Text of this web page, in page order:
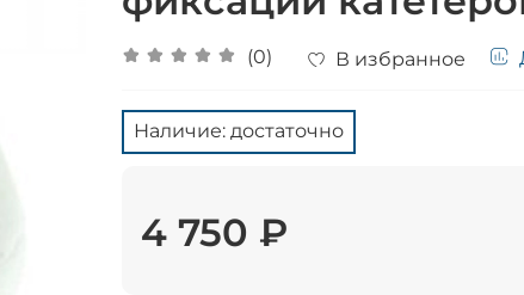
(0) В избранное
Наличие: достаточно
4 750 ₽